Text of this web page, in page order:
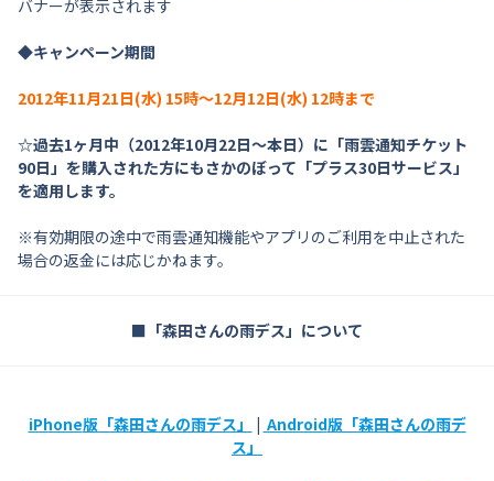
バナーが表示されます
◆キャンペーン期間
2012年11月21日(水) 15時〜12月12日(水) 12時まで
☆過去1ヶ月中（2012年10月22日〜本日）に「雨雲通知チケット
90日」を購入された方にもさかのぼって「プラス30日サービス」
を適用します。
※有効期限の途中で雨雲通知機能やアプリのご利用を中止された
場合の返金には応じかねます。
■「森田さんの雨デス」について
iPhone版「森田さんの雨デス」 | Android版「森田さんの雨デ
ス」